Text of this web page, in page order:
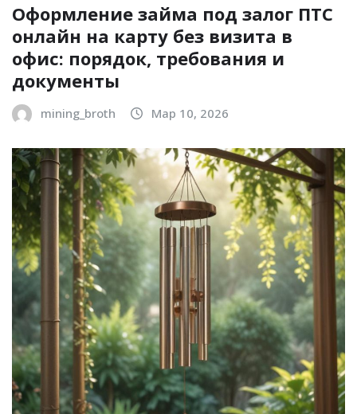
Оформление займа под залог ПТС
онлайн на карту без визита в
офис: порядок, требования и
документы
mining_broth Мар 10, 2026